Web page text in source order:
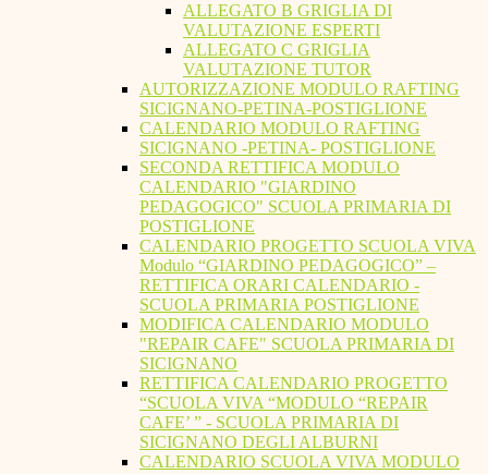
ALLEGATO B GRIGLIA DI
VALUTAZIONE ESPERTI
ALLEGATO C GRIGLIA
VALUTAZIONE TUTOR
AUTORIZZAZIONE MODULO RAFTING
SICIGNANO-PETINA-POSTIGLIONE
CALENDARIO MODULO RAFTING
SICIGNANO -PETINA- POSTIGLIONE
SECONDA RETTIFICA MODULO
CALENDARIO "GIARDINO
PEDAGOGICO" SCUOLA PRIMARIA DI
POSTIGLIONE
CALENDARIO PROGETTO SCUOLA VIVA
Modulo “GIARDINO PEDAGOGICO” –
RETTIFICA ORARI CALENDARIO -
SCUOLA PRIMARIA POSTIGLIONE
MODIFICA CALENDARIO MODULO
"REPAIR CAFE" SCUOLA PRIMARIA DI
SICIGNANO
RETTIFICA CALENDARIO PROGETTO
“SCUOLA VIVA “MODULO “REPAIR
CAFE’ ” - SCUOLA PRIMARIA DI
SICIGNANO DEGLI ALBURNI
CALENDARIO SCUOLA VIVA MODULO